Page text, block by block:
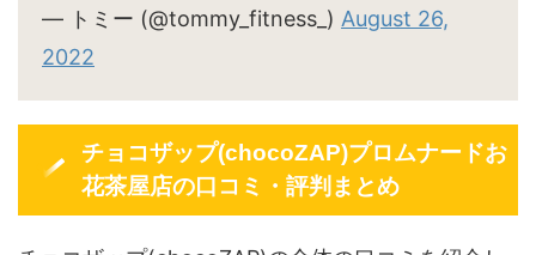
— トミー (@tommy_fitness_) August 26,
2022
チョコザップ(chocoZAP)プロムナードお
花茶屋店の口コミ・評判まとめ